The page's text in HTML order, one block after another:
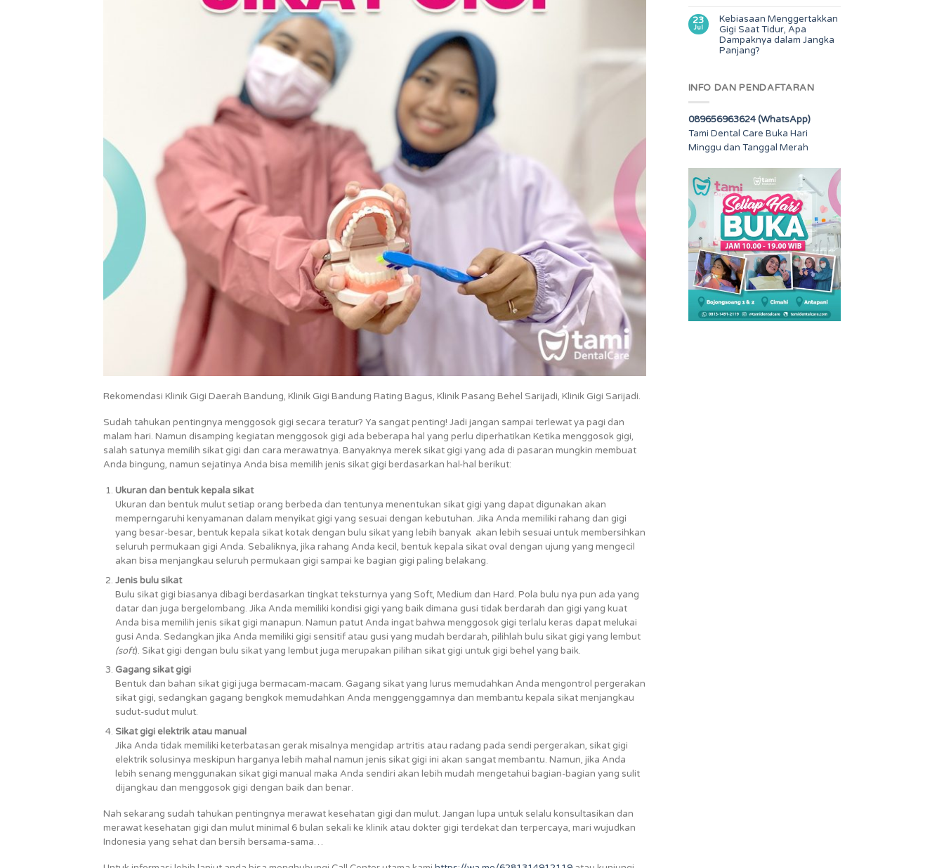
Rekomendasi Klinik Gigi Daerah Bandung, Klinik Gigi Bandung Rating Bagus, Klinik Pasang Behel Sarijadi, Klinik Gigi Sarijadi.
Sudah tahukan pentingnya menggosok gigi secara teratur? Ya sangat penting! Jadi jangan sampai terlewat ya pagi dan
malam hari. Namun disamping kegiatan menggosok gigi ada beberapa hal yang perlu diperhatikan Ketika menggosok gigi,
salah satunya memilih sikat gigi dan cara merawatnya. Banyaknya merek sikat gigi yang ada di pasaran mungkin membuat
Anda bingung, namun sejatinya Anda bisa memilih jenis sikat gigi berdasarkan hal-hal berikut:
Ukuran dan bentuk kepala sikat
Ukuran dan bentuk mulut setiap orang berbeda dan tentunya menentukan sikat gigi yang dapat digunakan akan
memperngaruhi kenyamanan dalam menyikat gigi yang sesuai dengan kebutuhan. Jika Anda memiliki rahang dan gigi
yang besar-besar, bentuk kepala sikat kotak dengan bulu sikat yang lebih banyak akan lebih sesuai untuk membersihkan
seluruh permukaan gigi Anda. Sebaliknya, jika rahang Anda kecil, bentuk kepala sikat oval dengan ujung yang mengecil
akan bisa menjangkau seluruh permukaan gigi sampai ke bagian gigi paling belakang.
Jenis bulu sikat
Bulu sikat gigi biasanya dibagi berdasarkan tingkat teksturnya yang Soft, Medium dan Hard. Pola bulu nya pun ada yang
datar dan juga bergelombang. Jika Anda memiliki kondisi gigi yang baik dimana gusi tidak berdarah dan gigi yang kuat
Anda bisa memilih jenis sikat gigi manapun. Namun patut Anda ingat bahwa menggosok gigi terlalu keras dapat melukai
gusi Anda. Sedangkan jika Anda memiliki gigi sensitif atau gusi yang mudah berdarah, pilihlah bulu sikat gigi yang lembut
(soft). Sikat gigi dengan bulu sikat yang lembut juga merupakan pilihan sikat gigi untuk gigi behel yang baik.
Gagang sikat gigi
Bentuk dan bahan sikat gigi juga bermacam-macam. Gagang sikat yang lurus memudahkan Anda mengontrol pergerakan
sikat gigi, sedangkan gagang bengkok memudahkan Anda menggenggamnya dan membantu kepala sikat menjangkau
sudut-sudut mulut.
Sikat gigi elektrik atau manual
Jika Anda tidak memiliki keterbatasan gerak misalnya mengidap artritis atau radang pada sendi pergerakan, sikat gigi
elektrik solusinya meskipun harganya lebih mahal namun jenis sikat gigi ini akan sangat membantu. Namun, jika Anda
lebih senang menggunakan sikat gigi manual maka Anda sendiri akan lebih mudah mengetahui bagian-bagian yang sulit
dijangkau dan menggosok gigi dengan baik dan benar.
Nah sekarang sudah tahukan pentingnya merawat kesehatan gigi dan mulut. Jangan lupa untuk selalu konsultasikan dan
merawat kesehatan gigi dan mulut minimal 6 bulan sekali ke klinik atau dokter gigi terdekat dan terpercaya, mari wujudkan
Indonesia yang sehat dan bersih bersama-sama…
23
Jul
Kebiasaan Menggertakkan
Gigi Saat Tidur, Apa
Dampaknya dalam Jangka
Panjang?
INFO DAN PENDAFTARAN
089656963624 (WhatsApp)
Tami Dental Care Buka Hari
Minggu dan Tanggal Merah